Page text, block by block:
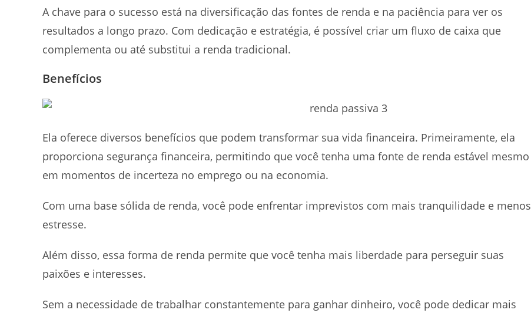
A chave para o sucesso está na diversificação das fontes de renda e na paciência para ver os
resultados a longo prazo. Com dedicação e estratégia, é possível criar um fluxo de caixa que
complementa ou até substitui a renda tradicional.
Benefícios
Ela oferece diversos benefícios que podem transformar sua vida financeira. Primeiramente, ela
proporciona segurança financeira, permitindo que você tenha uma fonte de renda estável mesmo
em momentos de incerteza no emprego ou na economia.
Com uma base sólida de renda, você pode enfrentar imprevistos com mais tranquilidade e menos
estresse.
Além disso, essa forma de renda permite que você tenha mais liberdade para perseguir suas
paixões e interesses.
Sem a necessidade de trabalhar constantemente para ganhar dinheiro, você pode dedicar mais